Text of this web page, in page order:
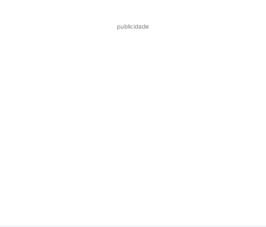
publicidade